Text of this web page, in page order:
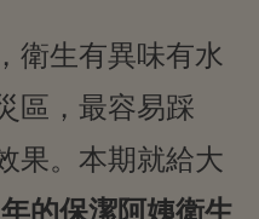
衛生有異味有水
區，最容易踩
果。本期就給大
的保潔阿姨衛生